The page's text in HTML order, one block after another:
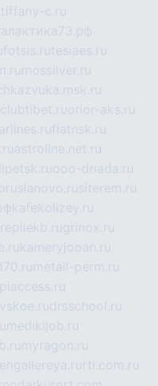
tiffany-c.ru
галактика73.рф
fotsis.rutesiaes.ru
mossilver.ru
clubtibet.ruorior-aks.ru
flatnsk.ru
astroline.net.ru
ooo-driada.ru
bruslanovo.rusiterem.ru
kafekolizey.ru
grinox.ru
kameryjooan.ru
metall-perm.ru
drsschool.ru
medikijob.ru
myragon.ru
rti.com.ru